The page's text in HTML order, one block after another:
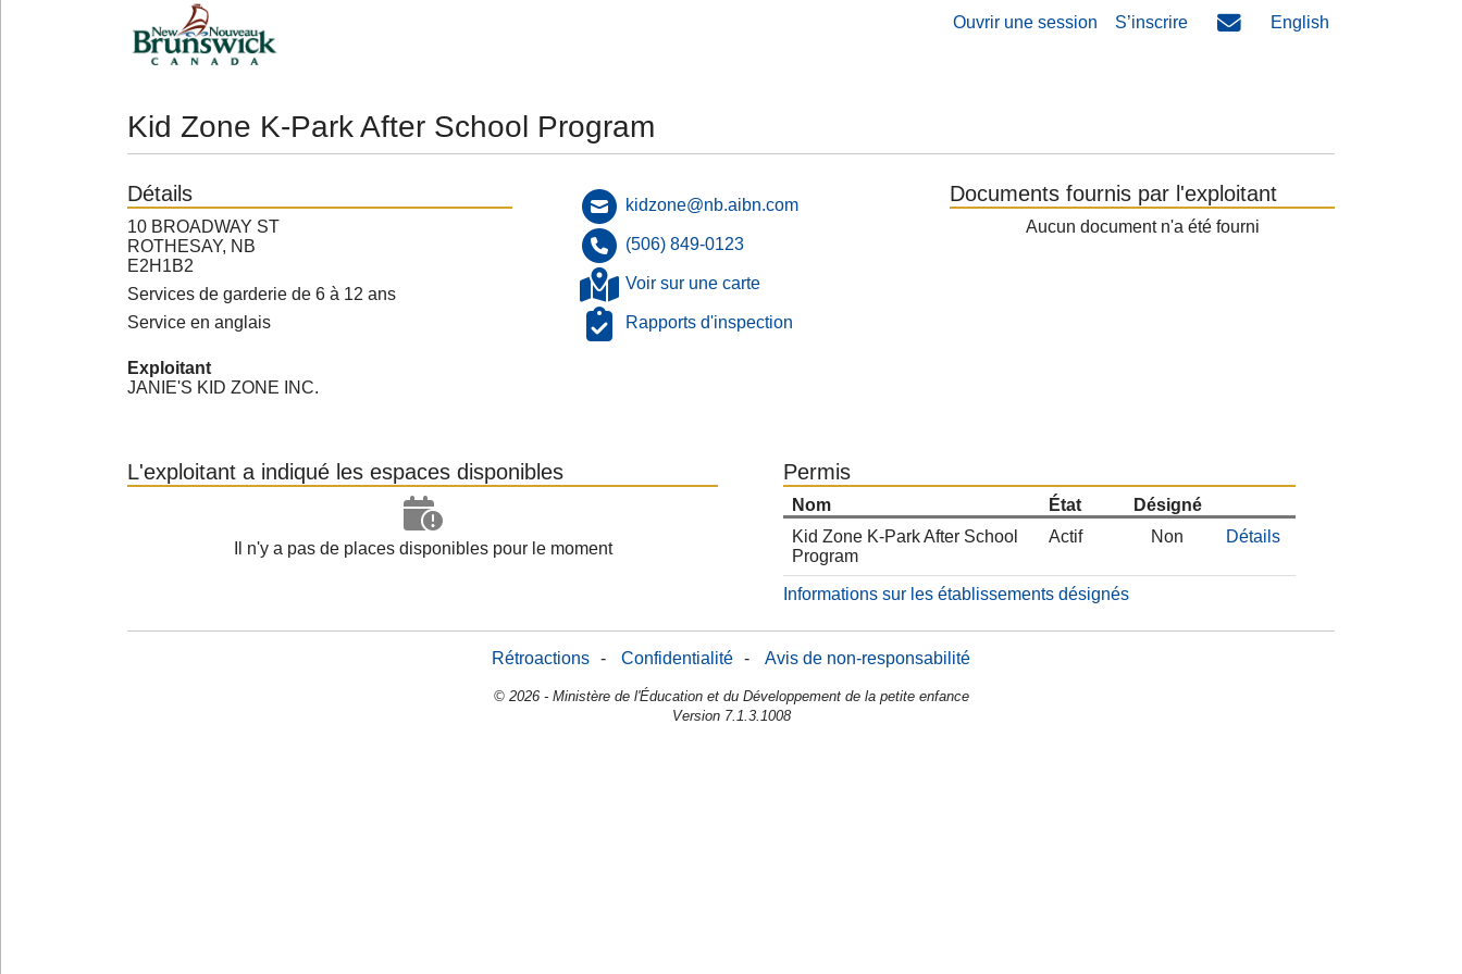
Ouvrir une session S’inscrire English
Kid Zone K-Park After School Program
Détails
10 BROADWAY ST
ROTHESAY, NB
E2H1B2
Services de garderie de 6 à 12 ans
Service en anglais
Exploitant
JANIE'S KID ZONE INC.
kidzone@nb.aibn.com
(506) 849-0123
Voir sur une carte
Rapports d'inspection
Documents fournis par l'exploitant
Aucun document n'a été fourni
L'exploitant a indiqué les espaces disponibles
Il n'y a pas de places disponibles pour le moment
Permis
Nom État
Désigné
Kid Zone K-Park After School
Program
Actif Non Détails
Informations sur les établissements désignés
Rétroactions - Confidentialité - Avis de non-responsabilité
© 2026 - Ministère de l'Éducation et du Développement de la petite enfance
Version 7.1.3.1008